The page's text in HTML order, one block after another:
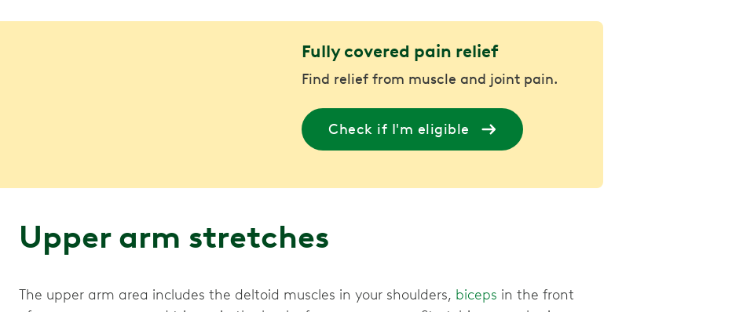
Fully covered pain relief
Find relief from muscle and joint pain.
Check if I'm eligible
Upper arm stretches
The upper arm area includes the deltoid muscles in your shoulders, biceps in the front